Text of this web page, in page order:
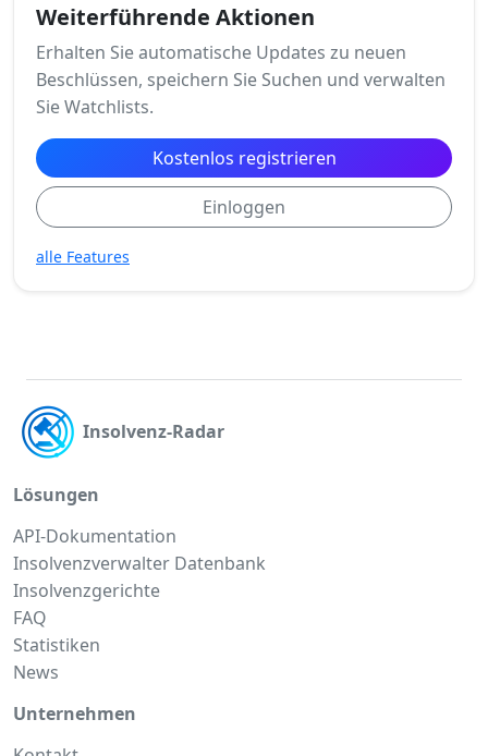
Weiterführende Aktionen
Erhalten Sie automatische Updates zu neuen
Beschlüssen, speichern Sie Suchen und verwalten
Sie Watchlists.
Kostenlos registrieren
Einloggen
alle Features
Insolvenz-Radar
Lösungen
API-Dokumentation
Insolvenzverwalter Datenbank
Insolvenzgerichte
FAQ
Statistiken
News
Unternehmen